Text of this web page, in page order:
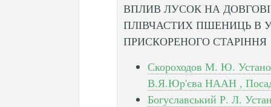
ВПЛИВ ЛУСОК НА
ПЛІВЧАСТИХ ПШЕНИЦЬ В
ПРИСКОРЕНОГО СТАРІННЯ
Скороходов М. Ю.
В.Я.Юр'єва НААН ,
Богуславський Р. Л.